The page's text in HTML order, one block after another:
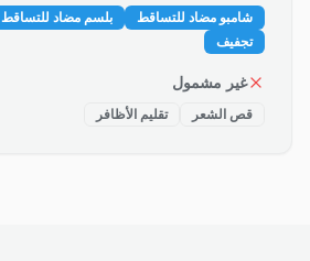
شامبو مضاد للتساقط بلسم مضاد للتساقط
تجفيف
غير مشمول
قص الشعر تقليم الأظافر